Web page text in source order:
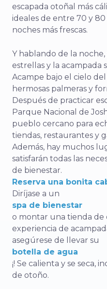
escapada otoñal más
ideales de entre 70 y
noches más frescas.
Y hablando de la noche,
estrellas y la acampada
Acampe bajo el cielo
hermosas palmeras y
Después de practicar
Parque Nacional de
pueblo cercano para
tiendas, restaurantes y
Además, hay muchos
satisfarán todas las
de bienestar.
Reserva una bonita
Diríjase a un
spa de bienestar
o montar una tienda de
experiencia de
asegúrese de llevar su
botella de agua
¡! Se calienta y se seca,
de otoño.